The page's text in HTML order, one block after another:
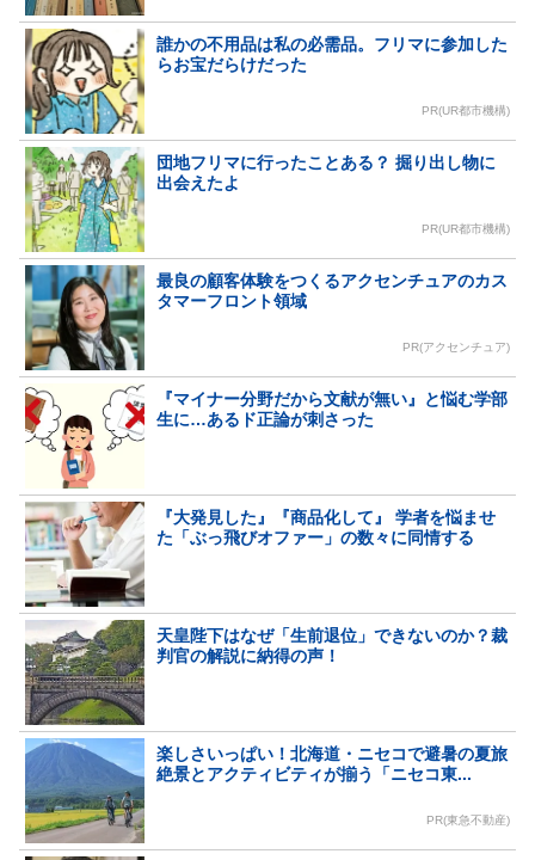
誰かの不用品は私の必需品。フリマに参加した
らお宝だらけだった
PR(UR都市機構)
団地フリマに行ったことある？ 掘り出し物に
出会えたよ
PR(UR都市機構)
最良の顧客体験をつくるアクセンチュアのカス
タマーフロント領域
PR(アクセンチュア)
『マイナー分野だから文献が無い』と悩む学部
生に…あるド正論が刺さった
『大発見した』『商品化して』 学者を悩ませ
た「ぶっ飛びオファー」の数々に同情する
天皇陛下はなぜ「生前退位」できないのか？裁
判官の解説に納得の声！
楽しさいっぱい！北海道・ニセコで避暑の夏旅
絶景とアクティビティが揃う「ニセコ東...
PR(東急不動産)